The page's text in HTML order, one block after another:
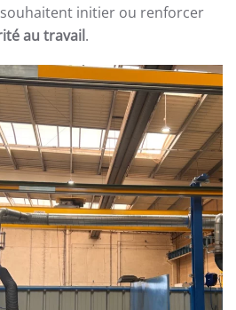
initier ou renforcer
au travail.